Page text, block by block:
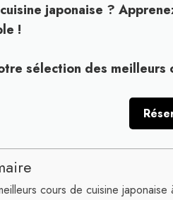
japonaise ?
!
sélection des meilleurs
cours de cuisine